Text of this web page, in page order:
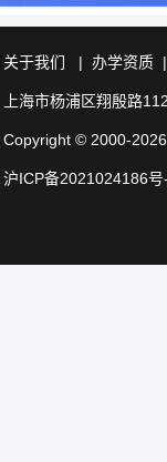
关于我们 | 办学资质
上海市杨浦区翔殷路
Copyright © 2000-
沪ICP备2021024186号